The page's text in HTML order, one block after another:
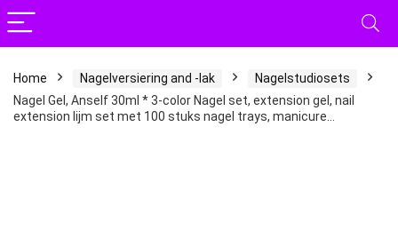
Home Nagelversiering and -lak
Nagelstudiosets
Nagel Gel, Anself 30ml * 3-color Nagel set, extension gel, nail
extension lijm set met 100 stuks nagel trays, manicure…